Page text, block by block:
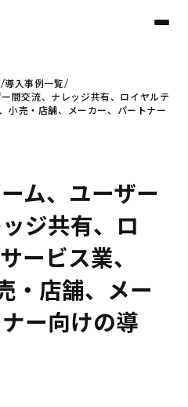
導入事例一覧
間交流、ナレッジ共有、ロイヤルテ
小売・店舗、メーカー、パートナー
ム、ユーザー
ジ共有、ロ
ービス業、
・店舗、メー
ー向けの導